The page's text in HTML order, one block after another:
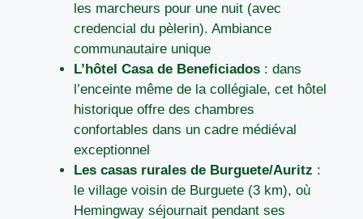
les marcheurs pour une nuit (avec
credencial du pèlerin). Ambiance
communautaire unique
L’hôtel Casa de Beneficiados : dans
l’enceinte même de la collégiale, cet hôtel
historique offre des chambres
confortables dans un cadre médiéval
exceptionnel
Les casas rurales de Burguete/Auritz :
le village voisin de Burguete (3 km), où
Hemingway séjournait pendant ses